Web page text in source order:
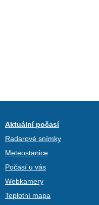
Aktuální počasí
Radarové snímky
Meteostanice
Počasí u vás
Webkamery
Teplotní mapa